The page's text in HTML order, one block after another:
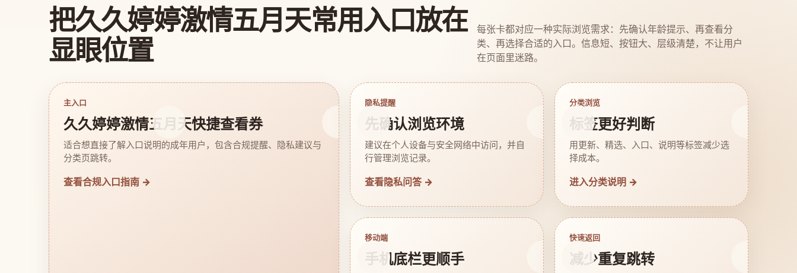
把久久婷婷激情五月天常用入口放在
显眼位置
每张卡都对应一种实际浏览需求：先确认年龄提示、再查看分
类、再选择合适的入口。信息短、按钮大、层级清楚，不让用户
在页面里迷路。
主入口
久久婷婷激情五月天快捷查看券
适合想直接了解入口说明的成年用户，包含合规提醒、隐私建议与
分类页跳转。
查看合规入口指南 →
隐私提醒
先确认浏览环境
建议在个人设备与安全网络中访问，并自
行管理浏览记录。
查看隐私问答 →
分类浏览
标签更好判断
用更新、精选、入口、说明等标签减少选
择成本。
进入分类说明 →
移动端
手机底栏更顺手
快速返回
减少重复跳转